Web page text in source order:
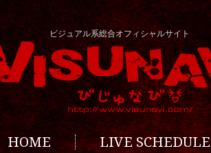
ビジュアル系総合オフィシャルサイト
HOME LIVE SCHEDULE